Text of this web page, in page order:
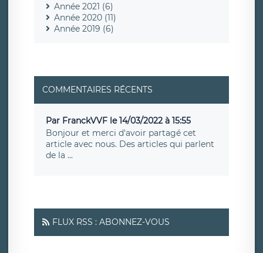
Année 2021 (6)
Année 2020 (11)
Année 2019 (6)
COMMENTAIRES RÉCENTS
Par FranckVVF le 14/03/2022 à 15:55
Bonjour et merci d'avoir partagé cet
article avec nous. Des articles qui parlent
de la ...
FLUX RSS : ABONNEZ-VOUS